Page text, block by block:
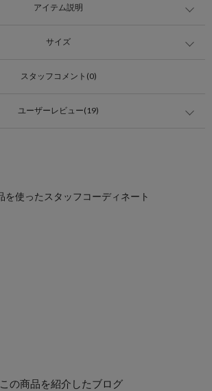
アイテム説明
サイズ
スタッフコメント(0)
ユーザーレビュー(19)
この商品を紹介したブログ